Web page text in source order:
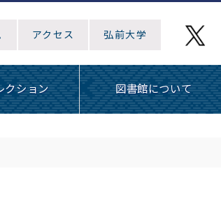
アクセス 弘前大学
クション 図書館について